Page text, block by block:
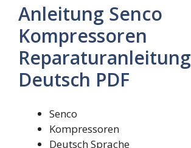
Anleitung Senco
Kompressoren
Reparaturanleitung
Deutsch PDF
Senco
Kompressoren
Deutsch Sprache